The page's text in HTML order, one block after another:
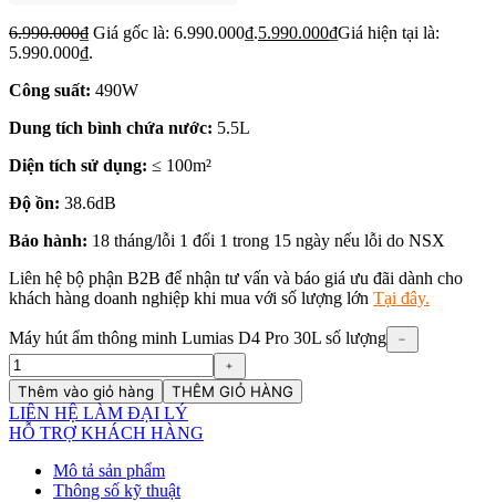
6.990.000₫ Giá gốc là: 6.990.000₫.5.990.000₫Giá hiện tại là:
5.990.000₫.
Công suất: 490W
Dung tích bình chứa nước: 5.5L
Diện tích sử dụng: ≤ 100m²
Độ ồn: 38.6dB
Bảo hành: 18 tháng/lỗi 1 đổi 1 trong 15 ngày nếu lỗi do NSX
Liên hệ bộ phận B2B để nhận tư vấn và báo giá ưu đãi dành cho
khách hàng doanh nghiệp khi mua với số lượng lớn Tại đây.
Máy hút ẩm thông minh Lumias D4 Pro 30L số lượng
﹣
﹢
Thêm vào giỏ hàng
THÊM GIỎ HÀNG
LIÊN HỆ LÀM ĐẠI LÝ
HỖ TRỢ KHÁCH HÀNG
Mô tả sản phẩm
Thông số kỹ thuật